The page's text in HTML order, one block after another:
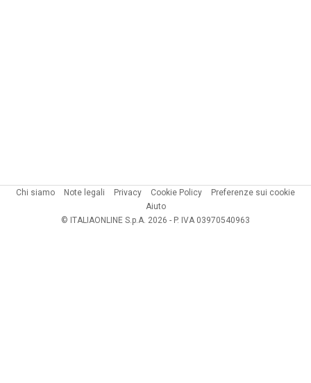
Chi siamo Note legali Privacy Cookie Policy
Preferenze sui cookie
Aiuto
© ITALIAONLINE S.p.A. 2026 - P. IVA 03970540963